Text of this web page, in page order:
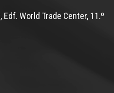
Edf. World Trade Center, 11.º